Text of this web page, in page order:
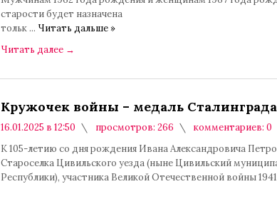
старости будет назначена
тольк ... Читать дальше »
Читать далее →
Кружочек войны – медаль
16.01.2025 в 12:50 просмотров: 266
комментариев: 0
К 105-летию со дня рождения Ивана Александровича
Староселка Цивильского уезда (ныне Цивильский
Республики), участника Великой Отечественной войны